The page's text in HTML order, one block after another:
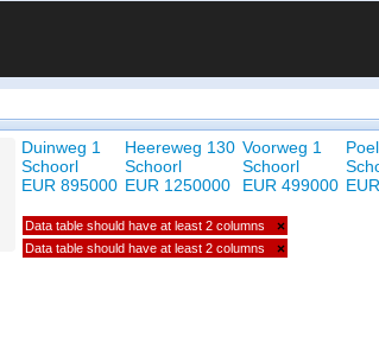
Duinweg 1
Schoorl
EUR 895000
Heereweg 130
Schoorl
EUR 1250000
Voorweg 1
Schoorl
EUR 499000
Data table should have at least 2 columns ×
Data table should have at least 2 columns ×